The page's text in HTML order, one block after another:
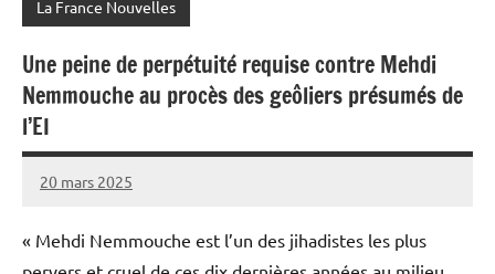
La France Nouvelles
Une peine de perpétuité requise contre Mehdi
Nemmouche au procès des geôliers présumés de
l’EI
20 mars 2025
Admins
« Mehdi Nemmouche est l’un des jihadistes les plus